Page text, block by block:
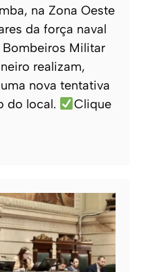
na Zona Oeste
da força naval
Militar
realizam,
nova tentativa
do local.
Clique